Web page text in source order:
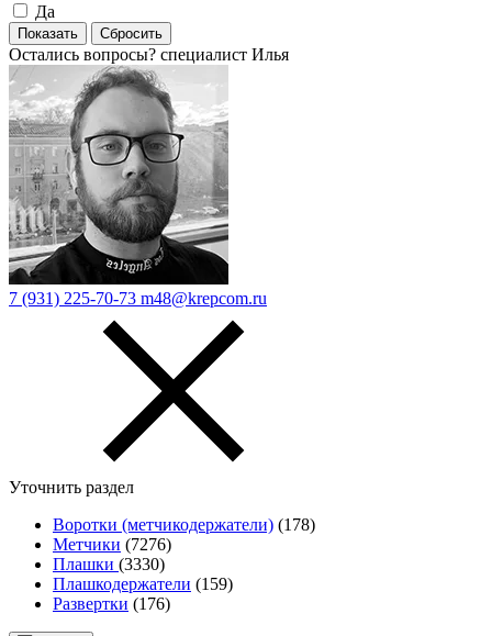
Да
Остались вопросы? специалист Илья
7 (931) 225-70-73 m48@krepcom.ru
Уточнить раздел
Воротки (метчикодержатели) (178)
Метчики (7276)
Плашки (3330)
Плашкодержатели (159)
Развертки (176)